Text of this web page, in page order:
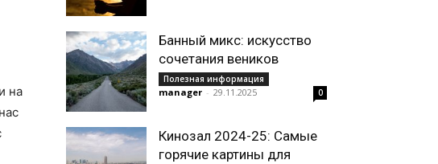
на
Банный микс: искусство
сочетания веников
Полезная информация
manager - 29.11.2025 0
Кинозал 2024-25: Самые
горячие картины для